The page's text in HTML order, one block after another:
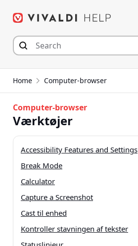
Home Computer-browser
Computer-browser
Værktøjer
Accessibility Features and Settings
Break Mode
Calculator
Capture a Screenshot
Cast til enhed
Kontroller stavningen af tekster